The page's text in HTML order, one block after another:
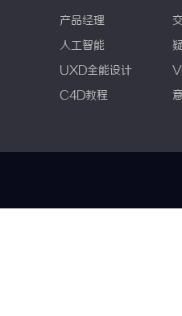
产品经理
人工智能
UXD全能设计
C4D教程